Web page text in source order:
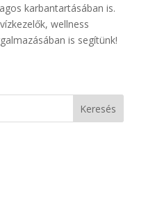
karbantartásában is.
wellness
is segítünk!